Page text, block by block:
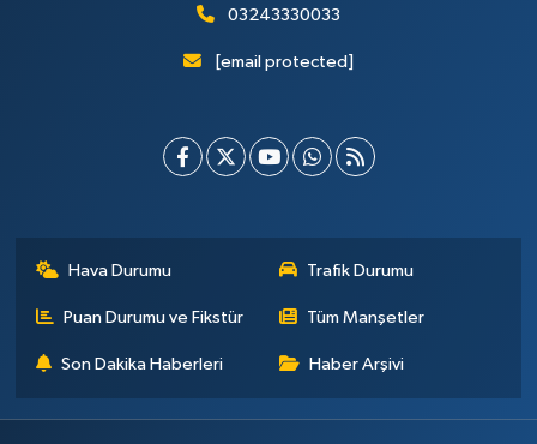
03243330033
[email protected]
Hava Durumu Trafik Durumu
Puan Durumu ve Fikstür Tüm Manşetler
Son Dakika Haberleri Haber Arşivi